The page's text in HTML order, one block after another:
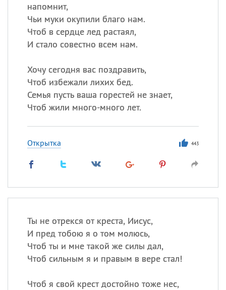
напомнит,
Чьи муки окупили благо нам.
Чтоб в сердце лед растаял,
И стало совестно всем нам.
Хочу сегодня вас поздравить,
Чтоб избежали лихих бед.
Семья пусть ваша горестей не знает,
Чтоб жили много-много лет.
Открытка 443
Ты не отрекся от креста, Иисус,
И пред тобою я о том молюсь,
Чтоб ты и мне такой же силы дал,
Чтоб сильным я и правым в вере стал!
Чтоб я свой крест достойно тоже нес,